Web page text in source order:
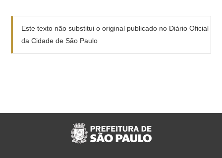
Este texto não substitui o original publicado no Diário Oficial
da Cidade de São Paulo